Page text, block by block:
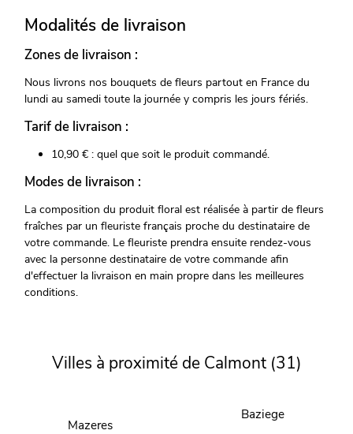
Modalités de livraison
Zones de livraison :
Nous livrons nos bouquets de fleurs partout en France du
lundi au samedi toute la journée y compris les jours fériés.
Tarif de livraison :
10,90 € : quel que soit le produit commandé.
Modes de livraison :
La composition du produit floral est réalisée à partir de fleurs
fraîches par un fleuriste français proche du destinataire de
votre commande. Le fleuriste prendra ensuite rendez-vous
avec la personne destinataire de votre commande afin
d'effectuer la livraison en main propre dans les meilleures
conditions.
Villes à proximité de Calmont (31)
Mazeres
Baziege